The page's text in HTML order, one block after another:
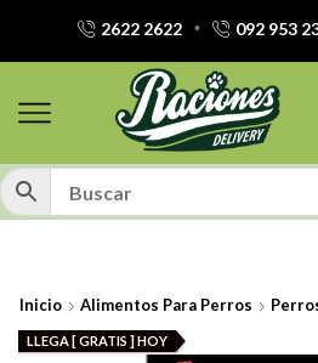
2622 2622 092 953
Inicio Alimentos Para Perros
LLEGA [ GRATIS ] HOY